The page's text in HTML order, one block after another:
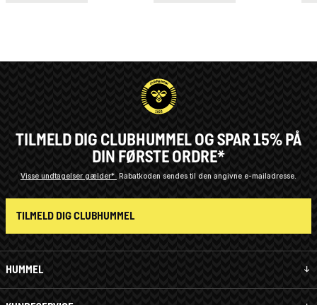
HUMMEL
TILMELD DIG CLUBHUMMEL OG SPAR 15% PÅ
DIN FØRSTE ORDRE*
Visse undtagelser gælder* Rabatkoden sendes til den angivne e-mailadresse.
TILMELD DIG CLUBHUMMEL